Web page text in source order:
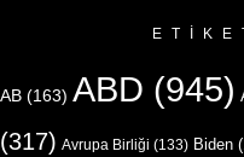
AB (163) ABD (945)
(317) Avrupa Birliği (133) Biden